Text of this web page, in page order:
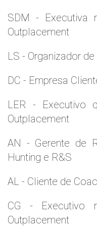
SDM - Executiva
Outplacement
LS - Organizador
DC - Empresa
LER - Executivo
Outplacement
AN - Gerente de
Hunting e R&S
AL - Cliente de
CG - Executivo
Outplacement